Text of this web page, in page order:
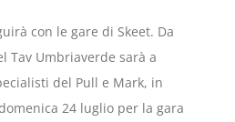
con le gare di Skeet. Da
Tav Umbriaverde sarà a
del Pull e Mark, in
24 luglio per la gara